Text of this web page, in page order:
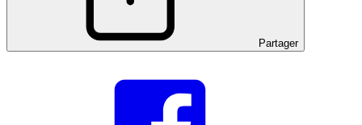
Partager